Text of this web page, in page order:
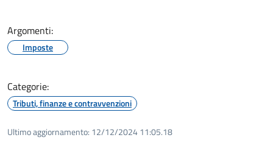
Argomenti:
Imposte
Categorie:
Tributi, finanze e contravvenzioni
Ultimo aggiornamento: 12/12/2024 11:05.18